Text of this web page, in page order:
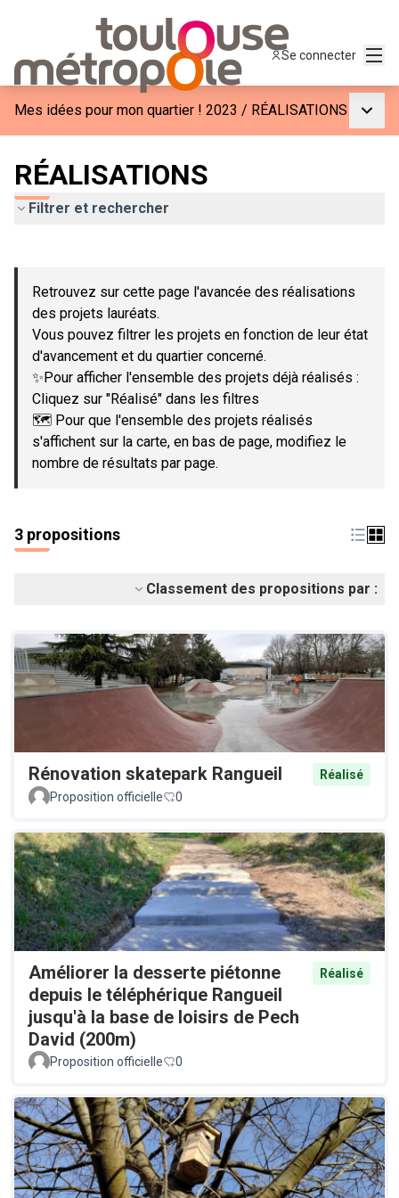
Se connecter
Mes idées pour mon quartier ! 2023 / RÉALISATIONS
RÉALISATIONS
Filtrer et rechercher
−
Retrouvez sur cette page l'avancée des réalisations
des projets lauréats.
Vous pouvez filtrer les projets en fonction de leur état
d'avancement et du quartier concerné.
✨Pour afficher l'ensemble des projets déjà réalisés :
Cliquez sur "Réalisé" dans les filtres
🗺️ Pour que l'ensemble des projets réalisés
s'affichent sur la carte, en bas de page, modifiez le
nombre de résultats par page.
3 propositions
Classement des propositions par :
Rénovation skatepark Rangueil
Réalisé
Proposition officielle
0
Améliorer la desserte piétonne
depuis le téléphérique Rangueil
jusqu'à la base de loisirs de Pech
David (200m)
Réalisé
Proposition officielle 0